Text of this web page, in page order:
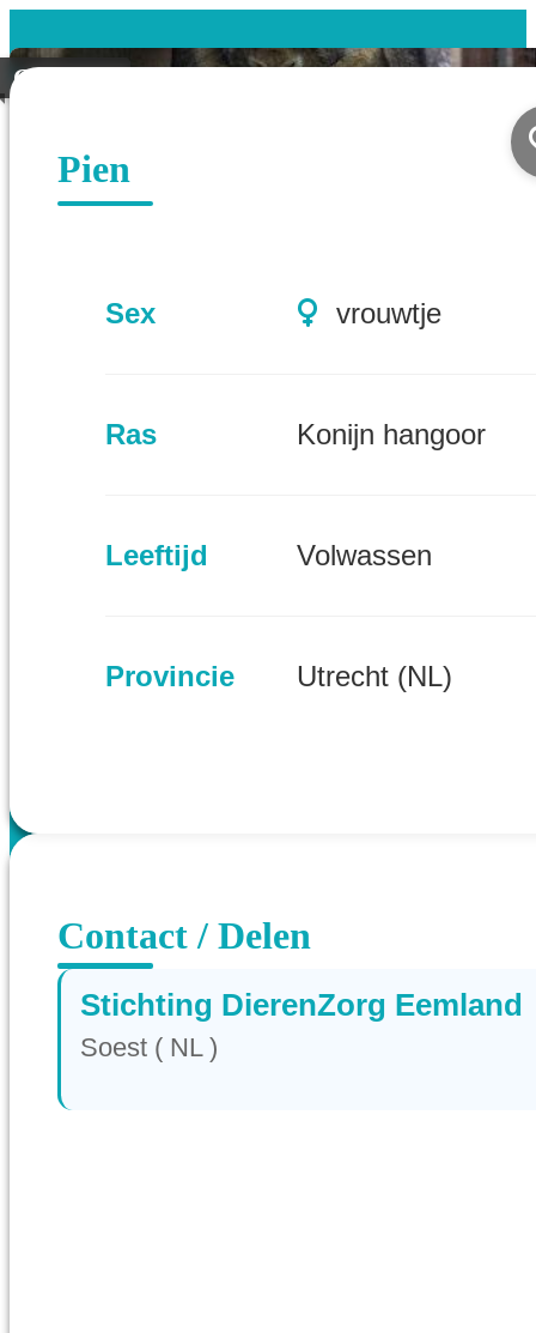
Geplaatst
Pien
Sex vrouwtje
Ras Konijn hangoor
Leeftijd Volwassen
Provincie Utrecht (NL)
Contact / Delen
Stichting DierenZorg Eemland
Soest ( NL )